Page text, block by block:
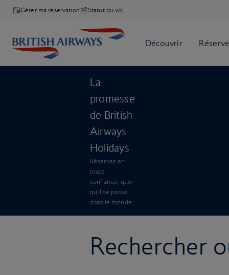
Gérer ma réservation Statut du vol
La
promesse
de British
Airways
Holidays
Réservez en
toute
confiance, quoi
qu'il se passe
dans le monde.
Rechercher